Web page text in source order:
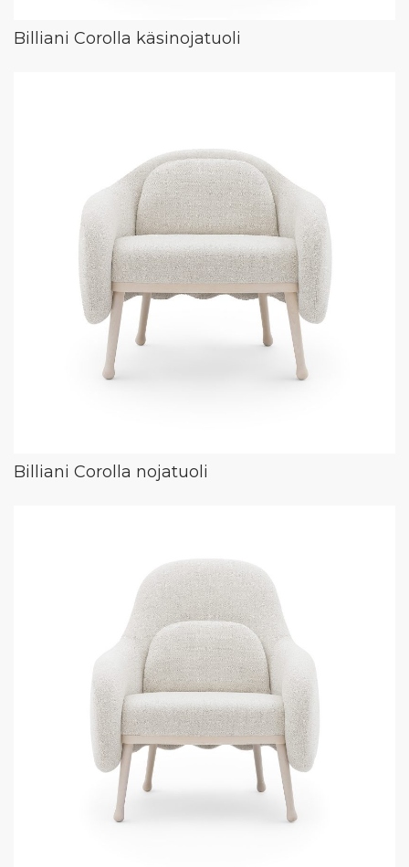
Billiani Corolla käsinojatuoli
Billiani Corolla nojatuoli